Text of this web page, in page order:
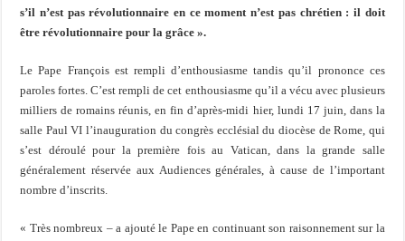
s’il n’est pas révolutionnaire en ce moment n’est pas chrétien : il doit
être révolutionnaire pour la grâce ».
Le Pape François est rempli d’enthousiasme tandis qu’il prononce ces
paroles fortes. C’est rempli de cet enthousiasme qu’il a vécu avec plusieurs
milliers de romains réunis, en fin d’après-midi hier, lundi 17 juin, dans la
salle Paul VI l’inauguration du congrès ecclésial du diocèse de Rome, qui
s’est déroulé pour la première fois au Vatican, dans la grande salle
généralement réservée aux Audiences générales, à cause de l’important
nombre d’inscrits.
« Très nombreux – a ajouté le Pape en continuant son raisonnement sur la